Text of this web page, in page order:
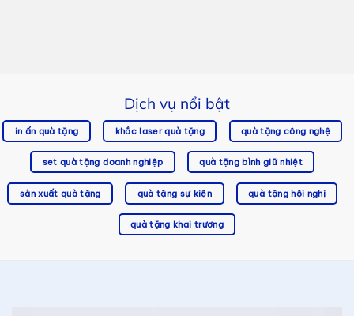
Dịch vụ nổi bật
in ấn quà tặng khắc laser quà tặng quà tặng công nghệ
set quà tặng doanh nghiệp quà tặng bình giữ nhiệt
sản xuất quà tặng quà tặng sự kiện quà tặng hội nghị
quà tặng khai trương